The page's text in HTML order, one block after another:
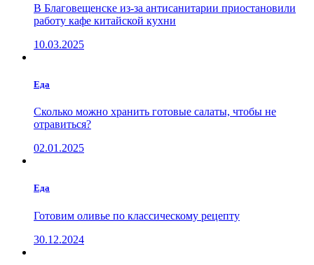
В Благовещенске из-за антисанитарии приостановили
работу кафе китайской кухни
10.03.2025
Еда
Сколько можно хранить готовые салаты, чтобы не
отравиться?
02.01.2025
Еда
Готовим оливье по классическому рецепту
30.12.2024